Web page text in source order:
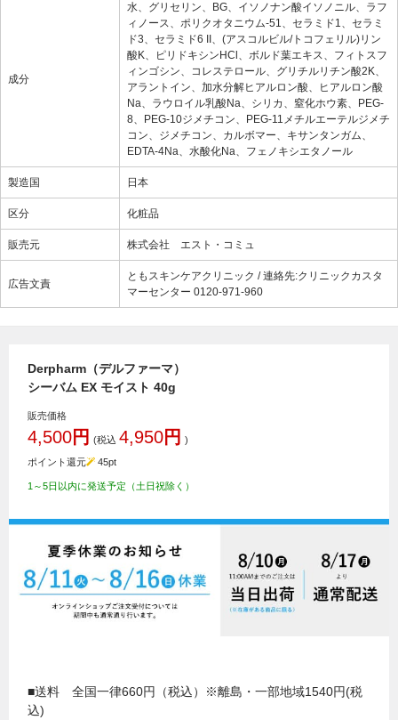
成分
水、グリセリン、BG、イソノナン酸イソノニル、ラフ
ィノース、ポリクオタニウム-51、セラミド1、セラミ
ド3、セラミド6 II、(アスコルビル/トコフェリル)リン
酸K、ピリドキシンHCl、ボルド葉エキス、フィトスフ
ィンゴシン、コレステロール、グリチルリチン酸2K、
アラントイン、加水分解ヒアルロン酸、ヒアルロン酸
Na、ラウロイル乳酸Na、シリカ、窒化ホウ素、PEG-
8、PEG-10ジメチコン、PEG-11メチルエーテルジメチ
コン、ジメチコン、カルボマー、キサンタンガム、
EDTA-4Na、水酸化Na、フェノキシエタノール
製造国 日本
区分 化粧品
販売元 株式会社 エスト・コミュ
広告文責
ともスキンケアクリニック / 連絡先:クリニックカスタ
マーセンター 0120-971-960
Derpharm（デルファーマ）
シーバム EX モイスト 40g
販売価格
4,500円 (税込4,950円 )
ポイント還元 45pt
1～5日以内に発送予定（土日祝除く）
■送料 全国一律660円（税込）※離島・一部地域1540円(税
込)